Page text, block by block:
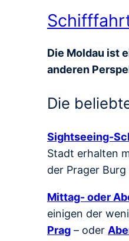
Die Moldau ist
anderen
Die
Sightseeing-
Stadt erhalten
der Prager
Mittag- oder
einigen der
Prag – oder